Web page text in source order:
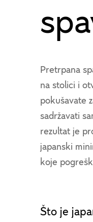
Pretrpana
na stolici i
pokušavate
sadržavati
rezultat je
japanski
koje
Što je